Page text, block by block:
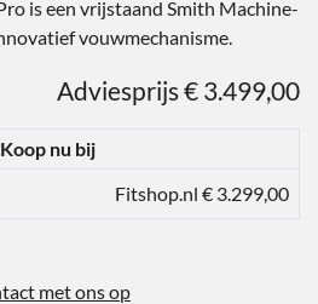
is een vrijstaand Smith Machine-
vouwmechanisme.
Adviesprijs € 3.499,00
Koop nu bij
Fitshop.nl € 3.299,00
met ons op